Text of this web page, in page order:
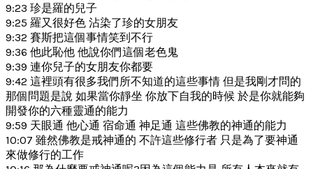
9:23 珍是羅的兒子
9:25 羅又很好色 沾染了珍的女朋友
9:32 賽斯把這個事情笑到不行
9:36 他此恥他 他說你們這個老色鬼
9:39 連你兒子的女朋友你都要
9:42 這裡頭有很多我們所不知道的這些事情 但是我剛才問的
那個問題是說 如果當你靜坐 你放下自我的時候 於是你就能夠
開發你的六種靈通的能力
9:59 天眼通 他心通 宿命通 神足通 這些佛教的神通的能力
10:07 雖然佛教是戒神通的 不許這些修行者 只是為了要神通
來做修行的工作